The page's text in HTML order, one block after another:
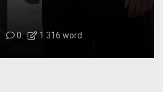
0 1.316 word